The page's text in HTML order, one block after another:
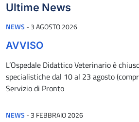
Ultime News
NEWS -PUBBLICATO IL
3 AGOSTO 2026
AVVISO
L’Ospedale Didattico Veterinario è
specialistiche dal 10 al 23 agosto
Servizio di Pronto
NEWS -PUBBLICATO IL
3 FEBBRAIO 2026